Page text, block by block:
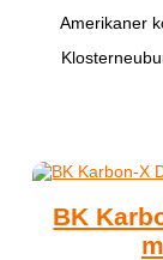
Amerikaner
BK